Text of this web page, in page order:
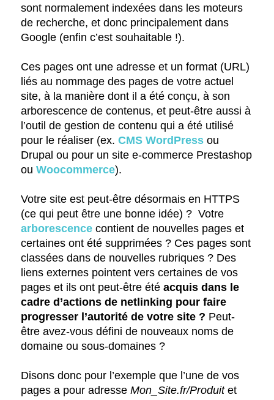
sont normalement indexées dans les moteurs
de recherche, et donc principalement dans
Google (enfin c’est souhaitable !).
Ces pages ont une adresse et un format (URL)
liés au nommage des pages de votre actuel
site, à la manière dont il a été conçu, à son
arborescence de contenus, et peut-être aussi à
l’outil de gestion de contenu qui a été utilisé
pour le réaliser (ex. CMS WordPressou
Drupal ou pour un site e-commerce Prestashop
ou Woocommerce).
Votre site est peut-être désormais en HTTPS
(ce qui peut être une bonne idée) ? Votre
arborescencecontient de nouvelles pages et
certaines ont été supprimées ? Ces pages sont
classées dans de nouvelles rubriques ? Des
liens externes pointent vers certaines de vos
pages et ils ont peut-être été acquis dans le
cadre d’actions de netlinking pour faire
progresser l’autorité de votre site ? Peut-
être avez-vous défini de nouveaux noms de
domaine ou sous-domaines ?
Disons donc pour l’exemple que l’une de vos
pages a pour adresse Mon_Site.fr/Produit et